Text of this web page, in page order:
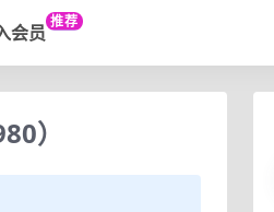
会员 推荐
）